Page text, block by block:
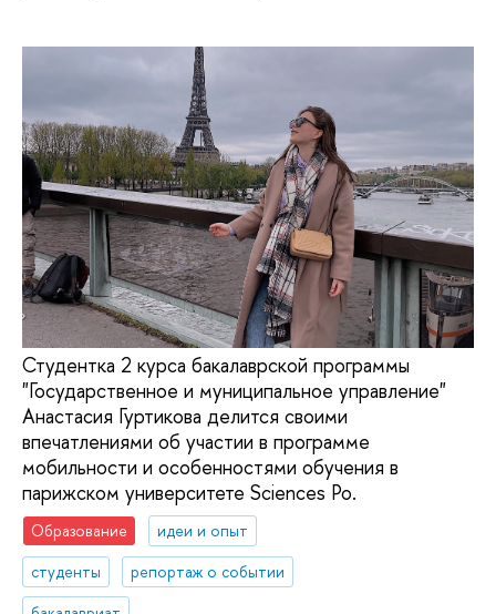
Студентка 2 курса бакалаврской программы
"Государственное и муниципальное управление"
Анастасия Гуртикова делится своими
впечатлениями об участии в программе
мобильности и особенностями обучения в
парижском университете Sciences Po.
Образование
идеи и опыт
студенты
репортаж о событии